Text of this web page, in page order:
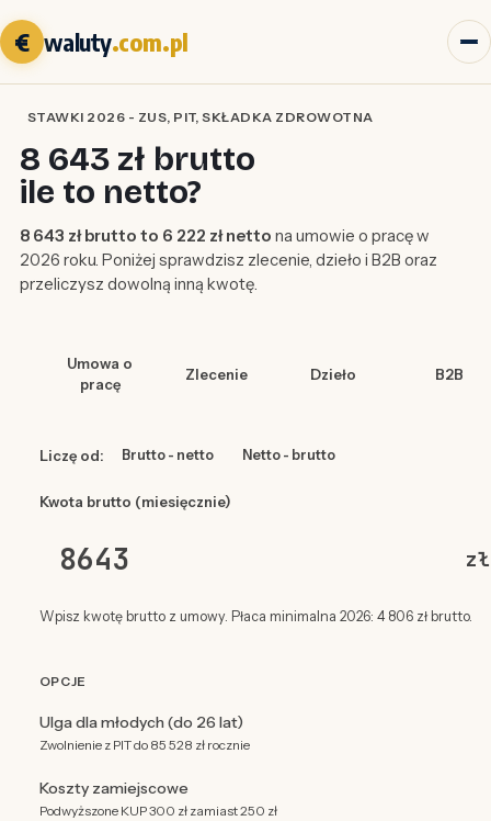
€ waluty.com.pl
STAWKI 2026 - ZUS, PIT, SKŁADKA ZDROWOTNA
8 643 zł brutto
ile to netto?
8 643 zł brutto to 6 222 zł netto na umowie o pracę w
2026 roku. Poniżej sprawdzisz zlecenie, dzieło i B2B oraz
przeliczysz dowolną inną kwotę.
Umowa o
pracę
Zlecenie Dzieło B2B
Liczę od: Brutto - netto Netto - brutto
Kwota brutto (miesięcznie)
zł
Wpisz kwotę brutto z umowy. Płaca minimalna 2026: 4 806 zł brutto.
OPCJE
Ulga dla młodych (do 26 lat)
Zwolnienie z PIT do 85 528 zł rocznie
Koszty zamiejscowe
Podwyższone KUP 300 zł zamiast 250 zł